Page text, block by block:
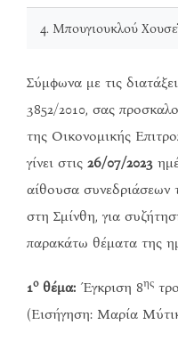
4. Μπουγιουκλού
Σύμφωνα με τις
3852/2010, σας
της Οικονομικής
γίνει στις 26/07/2023
αίθουσα συνεδριάσεων
στη Σμίνθη, για
παρακάτω θέματα της
1οθέμα: Έγκριση 8ης
(Εισήγηση: Μαρία